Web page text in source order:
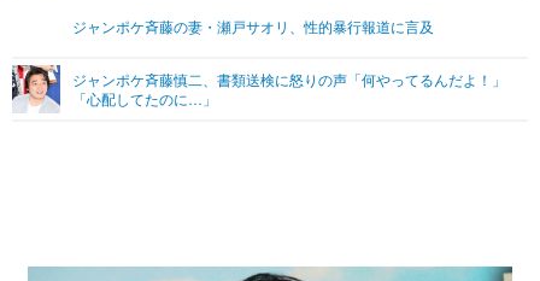
グラビア ブログ
ショッピング その他
ジャンポケ斉藤の妻・瀬戸サオリ、性的暴行報道に言及
ジャンポケ斉藤慎二、書類送検に怒りの声「何やってるんだよ！」
「心配してたのに…」